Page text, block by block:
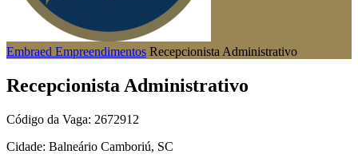
Embraed Empreendimentos Recepcionista Administrativo
Recepcionista Administrativo
Código da Vaga: 2672912
Cidade: Balneário Camboriú, SC